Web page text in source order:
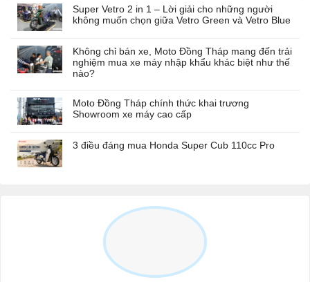
Super Vetro 2 in 1 – Lời giải cho những người
không muốn chọn giữa Vetro Green và Vetro Blue
Không chỉ bán xe, Moto Đồng Tháp mang đến trải
nghiệm mua xe máy nhập khẩu khác biệt như thế
nào?
Moto Đồng Tháp chính thức khai trương
Showroom xe máy cao cấp
3 điều đáng mua Honda Super Cub 110cc Pro